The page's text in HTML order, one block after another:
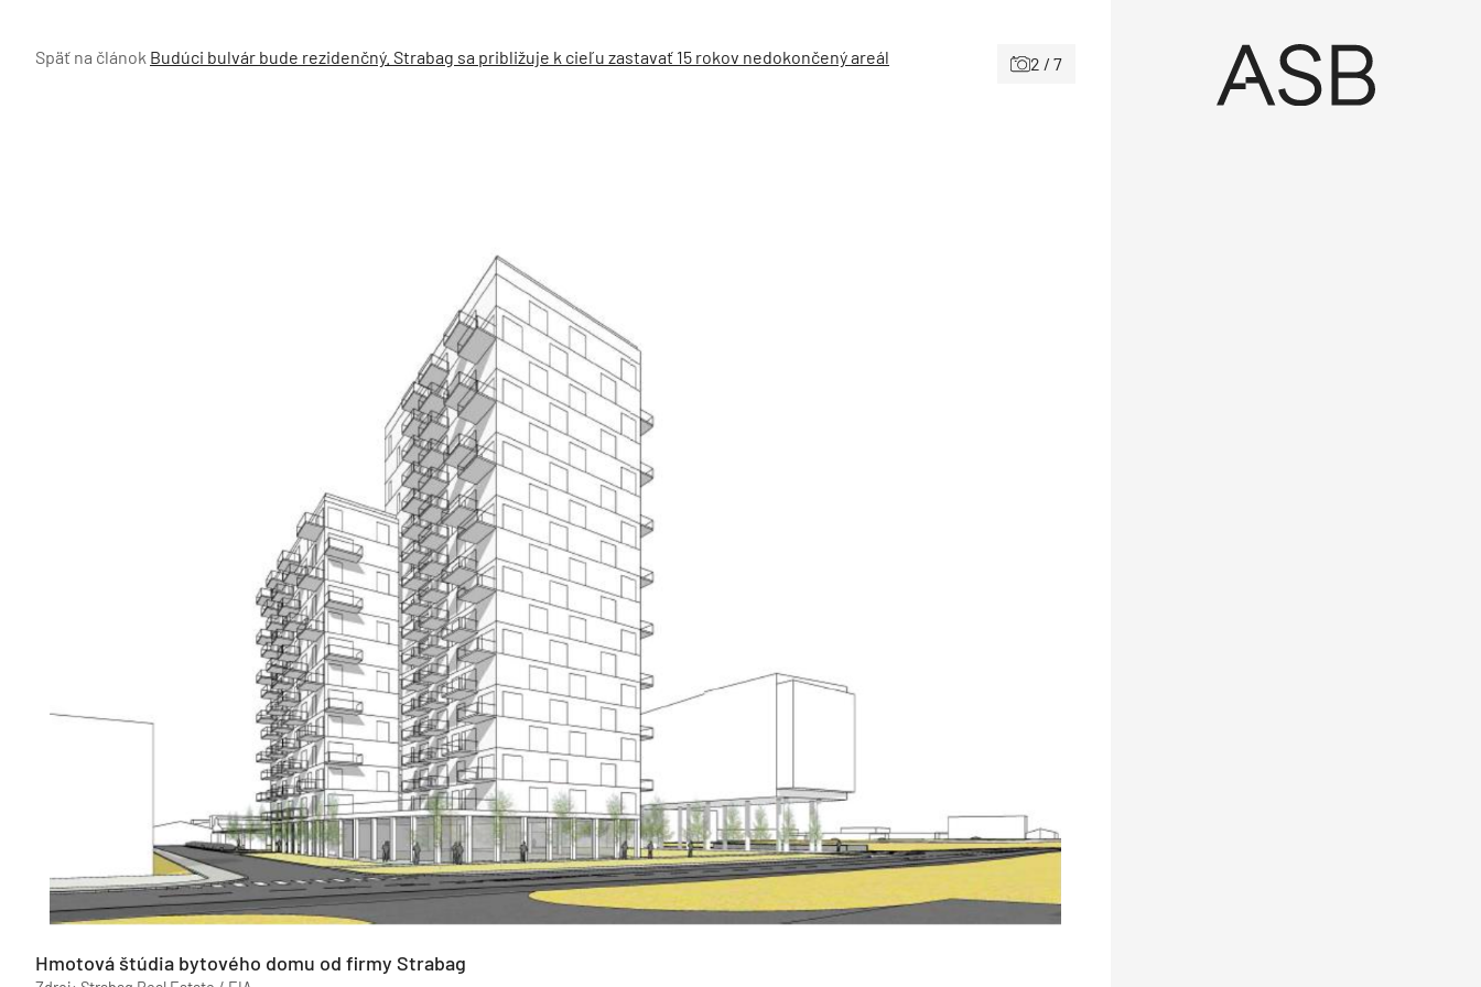
Späť na článok Budúci bulvár bude rezidenčný. Strabag sa približuje k cieľu zastavať 15 rokov nedokončený areál 2 / 7
Hmotová štúdia bytového domu od firmy Strabag